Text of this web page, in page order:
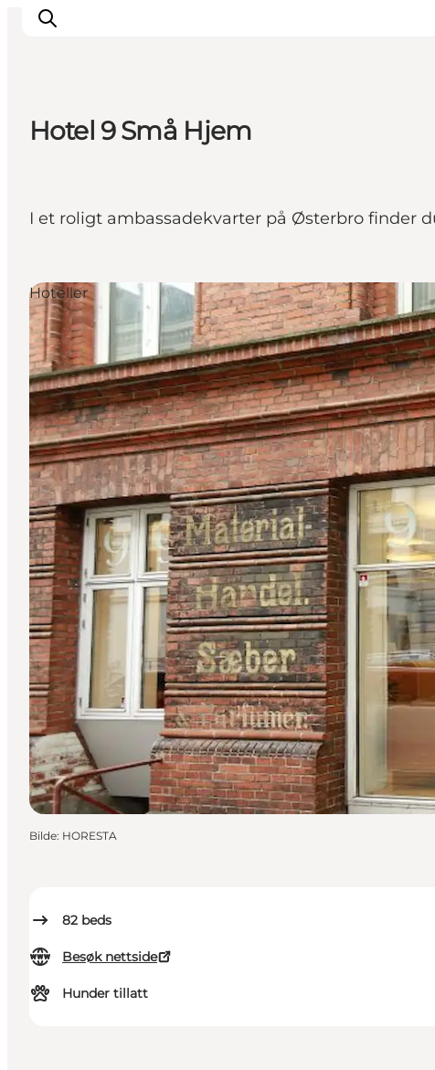
Planlegg turen din
Hotel 9 Små Hjem
I et roligt ambassadekvarter på Østerbro finder
82 beds
Besøk nettside
Hunder tillatt
Hoteller
Bilde: HORESTA